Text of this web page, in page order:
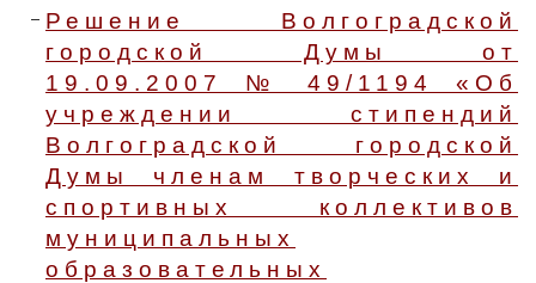
Решение Волгоградской
городской Думы от
19.09.2007 № 49/1194 «Об
учреждении стипендий
Волгоградской городской
Думы членам творческих и
спортивных коллективов
муниципальных
образовательных